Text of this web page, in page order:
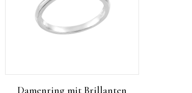
Damenring mit Brillanten